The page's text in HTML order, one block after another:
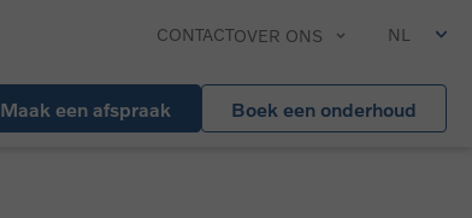
CONTACTOVER ONS NL
Maak een afspraak Boek een onderhoud